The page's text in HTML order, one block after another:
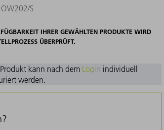
S
IHRER GEWÄHLTEN PRODUKTE WIRD
ÜBERPRÜFT.
kann nach dem Login individuell
werden.